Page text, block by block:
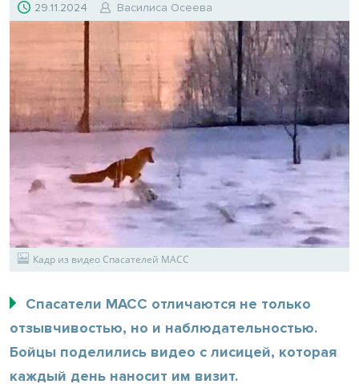
29.11.2024 Василиса Осеева
Кадр из видео Спасателей МАСС
Спасатели МАСС отличаются не только
отзывчивостью, но и наблюдательностью.
Бойцы поделились видео с лисицей, которая
каждый день наносит им визит.